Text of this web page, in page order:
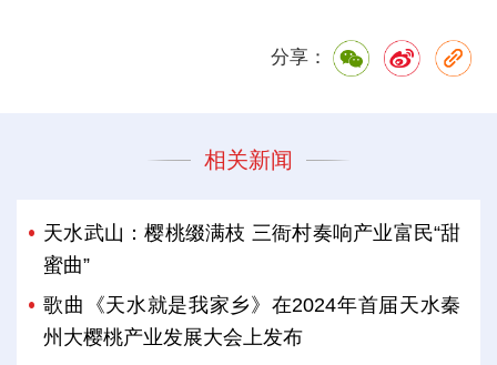
分享：
相关新闻
天水武山：樱桃缀满枝 三衙村奏响产业富民“甜
蜜曲”
歌曲《天水就是我家乡》在2024年首届天水秦
州大樱桃产业发展大会上发布